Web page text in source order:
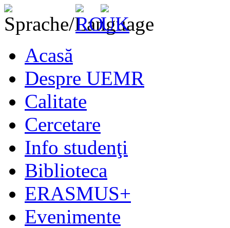
Acasă
Despre UEMR
Calitate
Cercetare
Info studenţi
Biblioteca
ERASMUS+
Evenimente